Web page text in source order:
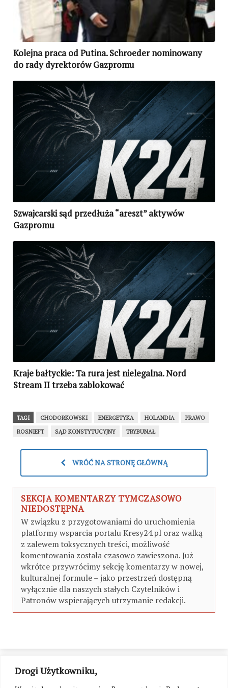
Drogi Użytkowniku,
Kolejna praca od Putina. Schroeder nominowany
do rady dyrektorów Gazpromu
Szwajcarski sąd przedłuża “areszt” aktywów
Gazpromu
Kraje bałtyckie: Ta rura jest nielegalna. Nord
Stream II trzeba zablokować
TAGI CHODORKOWSKI ENERGETYKA HOLANDIA
PRAWO
ROSNIEFT
SĄD KONSTYTUCYJNY TRYBUNAŁ
WRÓĆ NA STRONĘ GŁÓWNĄ
SEKCJA KOMENTARZY TYMCZASOWO
NIEDOSTĘPNA
W związku z przygotowaniami do uruchomienia
platformy wsparcia portalu Kresy24.pl oraz walką
z zalewem toksycznych treści, możliwość
komentowania została czasowo zawieszona. Już
wkrótce przywrócimy sekcję komentarzy w nowej,
kulturalnej formule – jako przestrzeń dostępną
wyłącznie dla naszych stałych Czytelników i
Patronów wspierających utrzymanie redakcji.